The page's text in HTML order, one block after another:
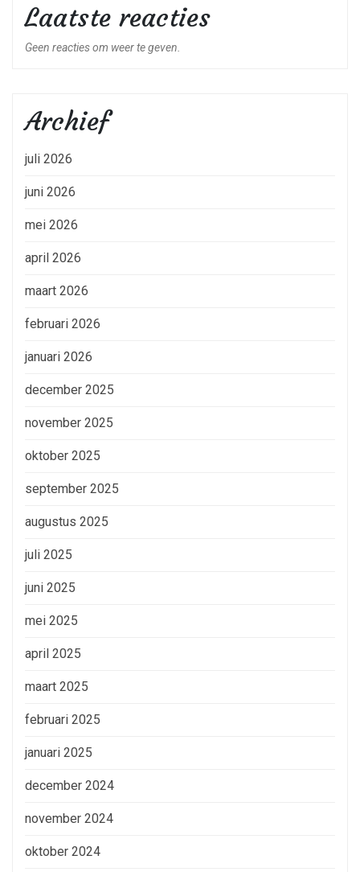
Laatste reacties
Geen reacties om weer te geven.
Archief
juli 2026
juni 2026
mei 2026
april 2026
maart 2026
februari 2026
januari 2026
december 2025
november 2025
oktober 2025
september 2025
augustus 2025
juli 2025
juni 2025
mei 2025
april 2025
maart 2025
februari 2025
januari 2025
december 2024
november 2024
oktober 2024